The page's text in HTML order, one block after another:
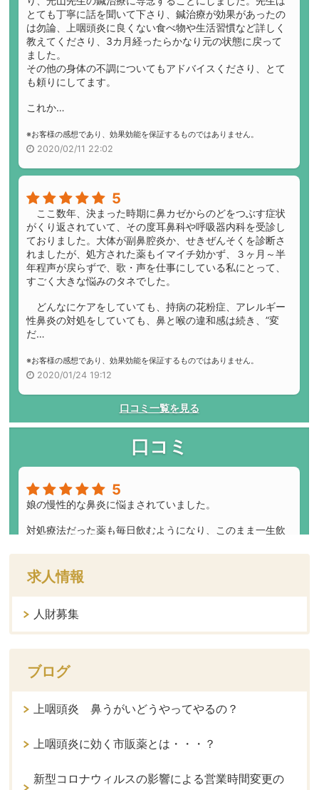
求人情報
人財募集
ブログ
上咽頭炎 鼻うがいどうやってやるの？
上咽頭炎に効く市販薬とは・・・？
新型コロナウィルスの影響による営業時間変更の